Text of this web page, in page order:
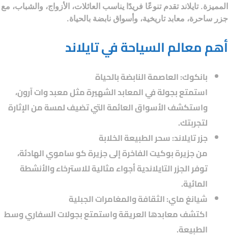
المميزة. تايلاند تقدم تنوعًا فريدًا يناسب العائلات، الأزواج، والشباب، مع
جزر ساحرة، معابد تاريخية، وأسواق نابضة بالحياة.
أهم معالم السياحة في تايلاند
بانكوك: العاصمة النابضة بالحياة
استمتع بجولة في المعابد الشهيرة مثل معبد وات آرون،
واستكشف الأسواق العائمة التي تضيف لمسة من الإثارة
لتجربتك.
جزر تايلاند: سحر الطبيعة الخلابة
من جزيرة بوكيت الفاخرة إلى جزيرة كو ساموي الهادئة،
توفر الجزر التايلاندية أجواء مثالية للاسترخاء والأنشطة
المائية.
شيانغ ماي: الثقافة والمغامرات الجبلية
اكتشف معابدها العريقة واستمتع بجولات السفاري وسط
الطبيعة.